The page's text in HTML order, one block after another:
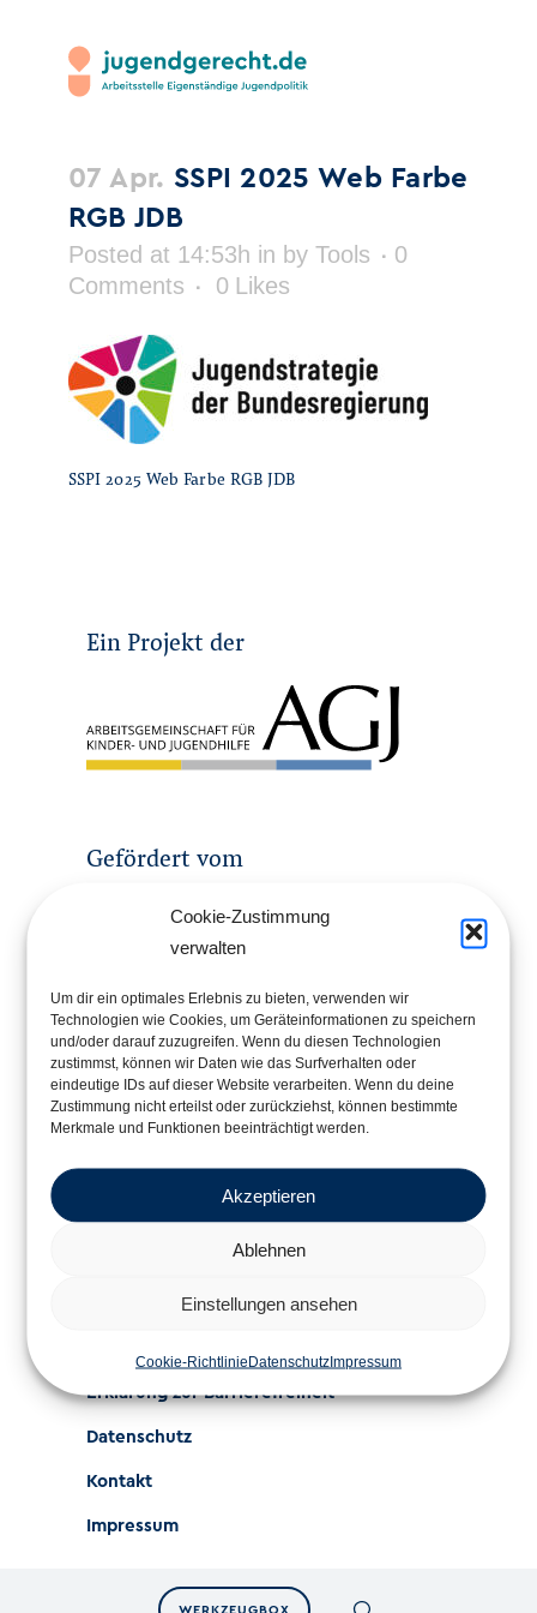
Cookie-Zustimmung
verwalten
Um dir ein optimales Erlebnis zu bieten, verwenden wir
Technologien wie Cookies, um Geräteinformationen zu speichern
und/oder darauf zuzugreifen. Wenn du diesen Technologien
zustimmst, können wir Daten wie das Surfverhalten oder
eindeutige IDs auf dieser Website verarbeiten. Wenn du deine
Zustimmung nicht erteilst oder zurückziehst, können bestimmte
Merkmale und Funktionen beeinträchtigt werden.
Akzeptieren
Ablehnen
Einstellungen ansehen
Cookie-RichtlinieDatenschutzImpressum
07 Apr. SSPI 2025 Web Farbe
RGB JDB
Posted at 14:53h in by Tools
0
Comments
0 Likes
SSPI 2025 Web Farbe RGB JDB
Ein Projekt der
Gefördert vom
Im Rahmen der
Erklärung zur Barrierefreiheit
Datenschutz
Kontakt
Impressum
WERKZEUGBOX